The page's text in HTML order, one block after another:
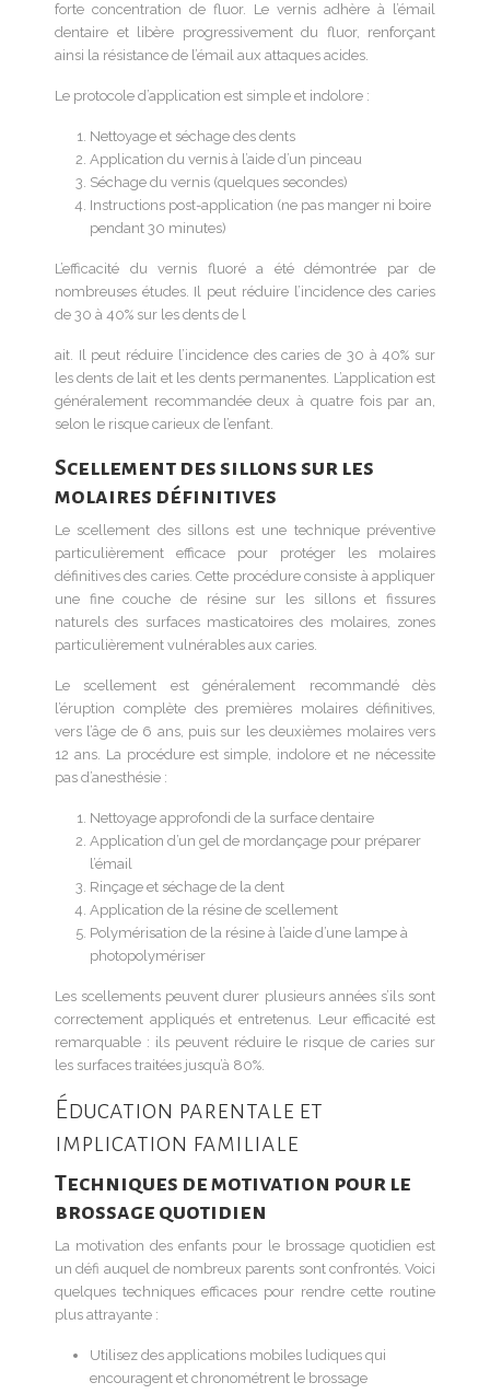
forte concentration de fluor. Le vernis adhère à l’émail
dentaire et libère progressivement du fluor, renforçant
ainsi la résistance de l’émail aux attaques acides.
Le protocole d’application est simple et indolore :
Nettoyage et séchage des dents
Application du vernis à l’aide d’un pinceau
Séchage du vernis (quelques secondes)
Instructions post-application (ne pas manger ni boire
pendant 30 minutes)
L’efficacité du vernis fluoré a été démontrée par de
nombreuses études. Il peut réduire l’incidence des caries
de 30 à 40% sur les dents de l
ait. Il peut réduire l’incidence des caries de 30 à 40% sur
les dents de lait et les dents permanentes. L’application est
généralement recommandée deux à quatre fois par an,
selon le risque carieux de l’enfant.
Scellement des sillons sur les
molaires définitives
Le scellement des sillons est une technique préventive
particulièrement efficace pour protéger les molaires
définitives des caries. Cette procédure consiste à appliquer
une fine couche de résine sur les sillons et fissures
naturels des surfaces masticatoires des molaires, zones
particulièrement vulnérables aux caries.
Le scellement est généralement recommandé dès
l’éruption complète des premières molaires définitives,
vers l’âge de 6 ans, puis sur les deuxièmes molaires vers
12 ans. La procédure est simple, indolore et ne nécessite
pas d’anesthésie :
Nettoyage approfondi de la surface dentaire
Application d’un gel de mordançage pour préparer
l’émail
Rinçage et séchage de la dent
Application de la résine de scellement
Polymérisation de la résine à l’aide d’une lampe à
photopolymériser
Les scellements peuvent durer plusieurs années s’ils sont
correctement appliqués et entretenus. Leur efficacité est
remarquable : ils peuvent réduire le risque de caries sur
les surfaces traitées jusqu’à 80%.
Éducation parentale et
implication familiale
Techniques de motivation pour le
brossage quotidien
La motivation des enfants pour le brossage quotidien est
un défi auquel de nombreux parents sont confrontés. Voici
quelques techniques efficaces pour rendre cette routine
plus attrayante :
Utilisez des applications mobiles ludiques qui
encouragent et chronométrent le brossage